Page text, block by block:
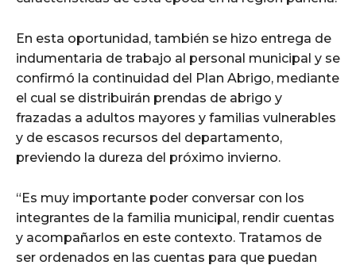
En esta oportunidad, también se hizo entrega de
indumentaria de trabajo al personal municipal y se
confirmó la continuidad del Plan Abrigo, mediante
el cual se distribuirán prendas de abrigo y
frazadas a adultos mayores y familias vulnerables
y de escasos recursos del departamento,
previendo la dureza del próximo invierno.
“Es muy importante poder conversar con los
integrantes de la familia municipal, rendir cuentas
y acompañarlos en este contexto. Tratamos de
ser ordenados en las cuentas para que puedan